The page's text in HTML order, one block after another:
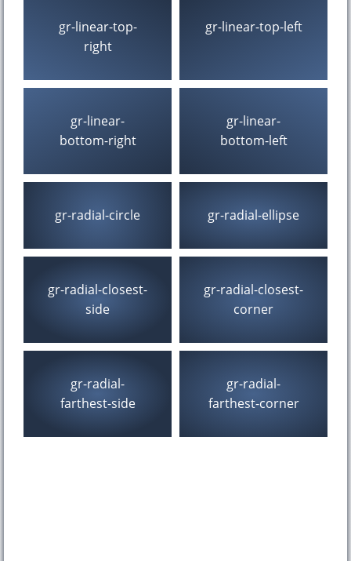
gr-linear-top-
right
gr-linear-top-left
gr-linear-
bottom-right
gr-linear-
bottom-left
gr-radial-circle gr-radial-ellipse
gr-radial-closest-
side
gr-radial-closest-
corner
gr-radial-
farthest-side
gr-radial-
farthest-corner